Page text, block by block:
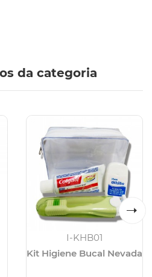
da categoria
I-KHB01
Kit Higiene Bucal Nevada